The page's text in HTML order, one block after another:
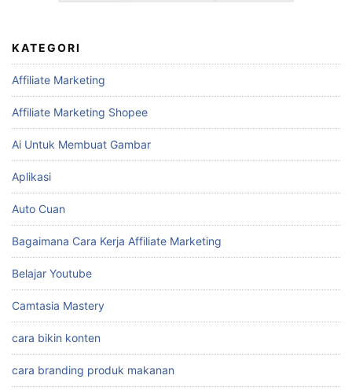
KATEGORI
Affiliate Marketing
Affiliate Marketing Shopee
Ai Untuk Membuat Gambar
Aplikasi
Auto Cuan
Bagaimana Cara Kerja Affiliate Marketing
Belajar Youtube
Camtasia Mastery
cara bikin konten
cara branding produk makanan